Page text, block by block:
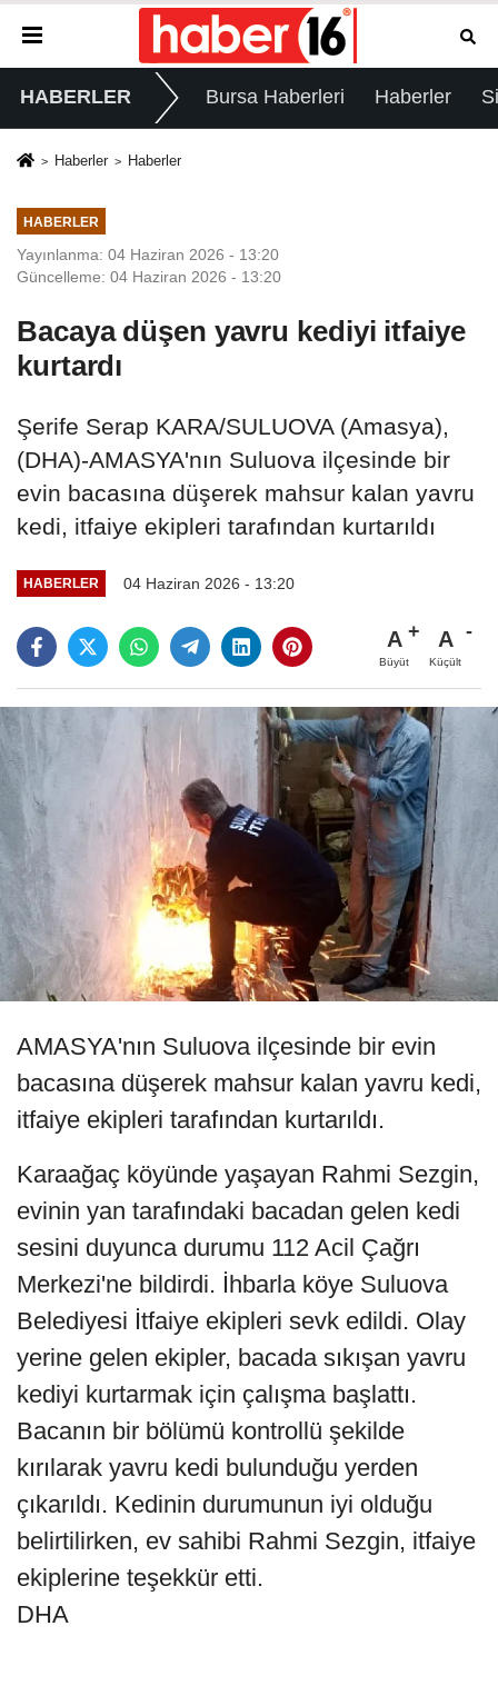
HABERLER Bursa Haberleri Haberler
Haberler Haberler
HABERLER
Yayınlanma: 04 Haziran 2026 - 13:20
Güncelleme: 04 Haziran 2026 - 13:20
Bacaya düşen yavru kediyi itfaiye
kurtardı
Şerife Serap KARA/SULUOVA (Amasya),
(DHA)-AMASYA'nın Suluova ilçesinde bir
evin bacasına düşerek mahsur kalan yavru
kedi, itfaiye ekipleri tarafından kurtarıldı
HABERLER 04 Haziran 2026 - 13:20
A
Büyüt
A
Küçült
AMASYA'nın Suluova ilçesinde bir evin
bacasına düşerek mahsur kalan yavru kedi,
itfaiye ekipleri tarafından kurtarıldı.
Karaağaç köyünde yaşayan Rahmi Sezgin,
evinin yan tarafındaki bacadan gelen kedi
sesini duyunca durumu 112 Acil Çağrı
Merkezi'ne bildirdi. İhbarla köye Suluova
Belediyesi İtfaiye ekipleri sevk edildi. Olay
yerine gelen ekipler, bacada sıkışan yavru
kediyi kurtarmak için çalışma başlattı.
Bacanın bir bölümü kontrollü şekilde
kırılarak yavru kedi bulunduğu yerden
çıkarıldı. Kedinin durumunun iyi olduğu
belirtilirken, ev sahibi Rahmi Sezgin, itfaiye
ekiplerine teşekkür etti.
DHA